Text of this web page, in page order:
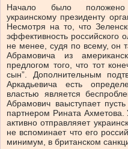
Начало было положено
украинскому президенту
Несмотря на то, что
эффективность российского
не менее, судя по всему, он
Абрамовича из
предлогом того, что тот
сын”. Дополнительным
Аркадьевича есть
властью является
Абрамович ваыступает
партнером Рината
активно отправляяет
не вспоминает что его
минимум, в британском